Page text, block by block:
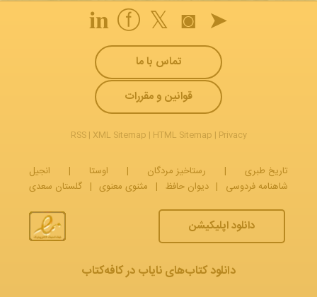
➤
◙
𝕏
ⓕ
𝐢𝐧
تماس با ما
قوانین و مقررات
RSS| XML Sitemap | HTML Sitemap | Privacy
تاریخ طبری | رستاخیز مردگان | اوستا |
انجیل
شاهنامه فردوسی | دیوان حافظ | مثنوی معنوی | گلستان سعدی
دانلود اپلیکیشن
دانلود کتاب‌های نایاب در کافه‌کتاب